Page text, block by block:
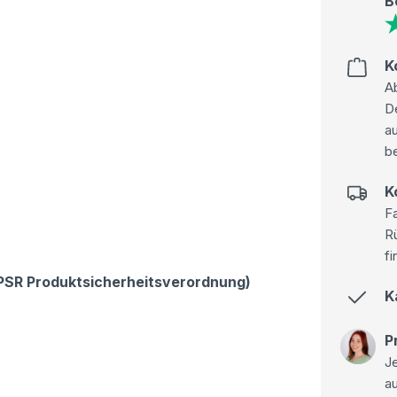
Produktsicherheitsverordnung)